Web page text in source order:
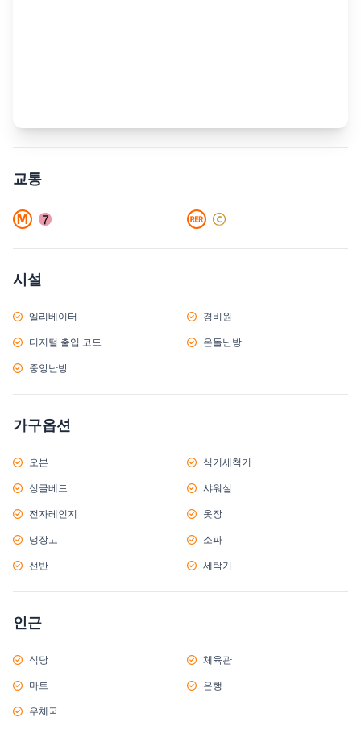
교통
시설
엘리베이터 경비원
디지털 출입 코드 온돌난방
중앙난방
가구옵션
오븐 식기세척기
싱글베드 샤워실
전자레인지 옷장
냉장고 소파
선반 세탁기
인근
식당 체육관
마트 은행
우체국